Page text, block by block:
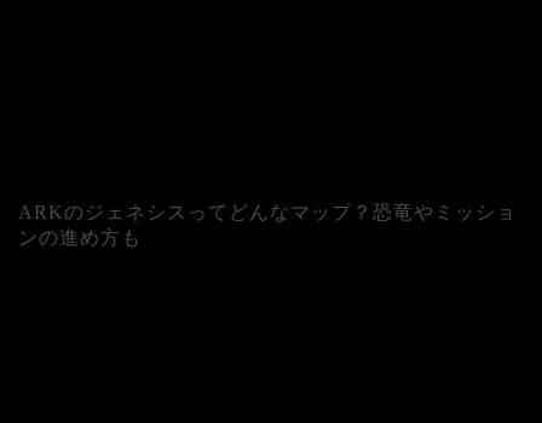
ARKのジェネシスってどんなマップ？恐竜やミッショ
ンの進め方も